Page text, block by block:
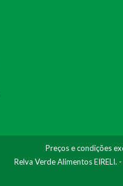
Preços e condições
Relva Verde Alimentos